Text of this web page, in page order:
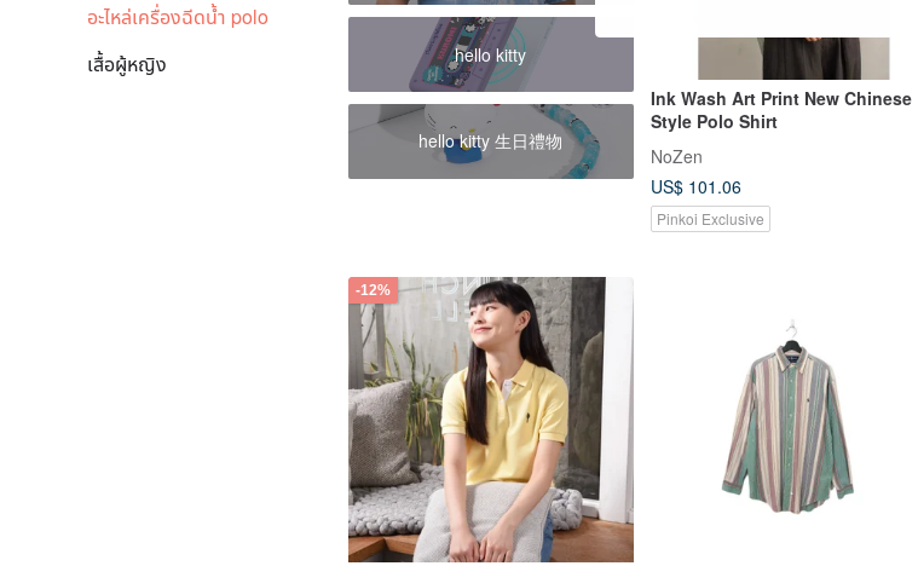
อะไหล่เครื่องฉีดน้ำ polo
เสื้อผู้หญิง
hello kitty
hello kitty 生日禮物
Ink Wash Art Print New Chinese
Style Polo Shirt
NoZen
US$ 101.06
Pinkoi Exclusive
-12%